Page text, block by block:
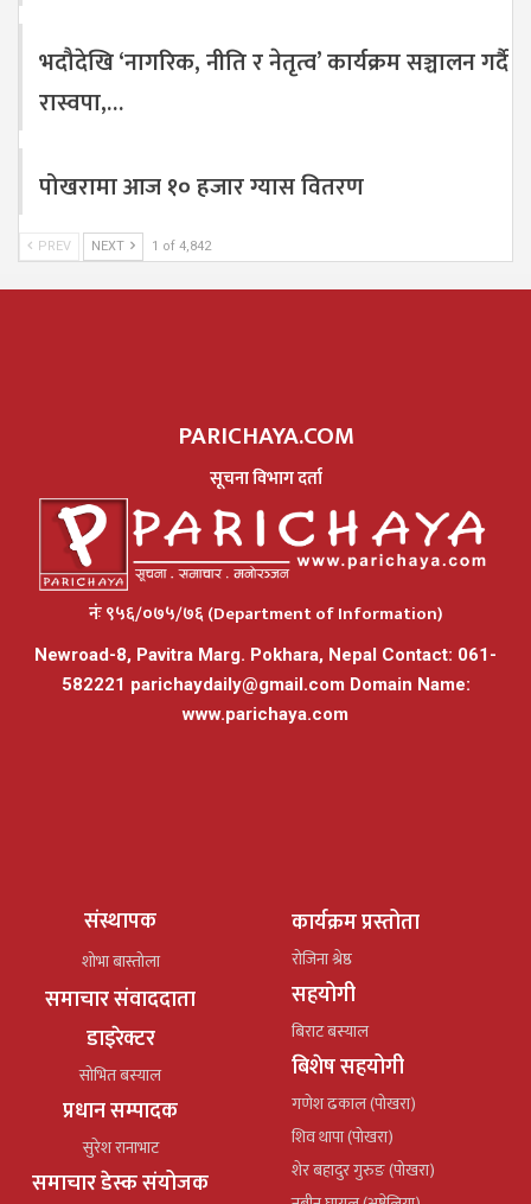
भदौदेखि ‘नागरिक, नीति र नेतृत्व’ कार्यक्रम सञ्चालन गर्दै
रास्वपा,…
पोखरामा आज १० हजार ग्यास वितरण
PREV NEXT 1 of 4,842
PARICHAYA.COM
सूचना विभाग दर्ता
नंः ९५६/०७५/७६ (Department of Information)
Newroad-8, Pavitra Marg. Pokhara, Nepal Contact: 061-
582221 parichaydaily@gmail.comDomain Name:
www.parichaya.com
संस्थापक
शोभा बास्तोला
समाचार संवाददाता
डाइरेक्टर
सोभित बस्याल
प्रधान सम्पादक
सुरेश रानाभाट
समाचार डेस्क संयोजक
कार्यक्रम प्रस्तोता
रोजिना श्रेष्ठ
सहयोगी
बिराट बस्याल
बिशेष सहयोगी
गणेश ढकाल (पोखरा)
शिव थापा (पोखरा)
शेर बहादुर गुरुङ (पोखरा)